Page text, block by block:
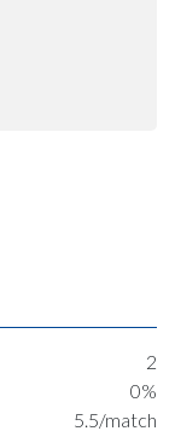
2
0%
5.5/match